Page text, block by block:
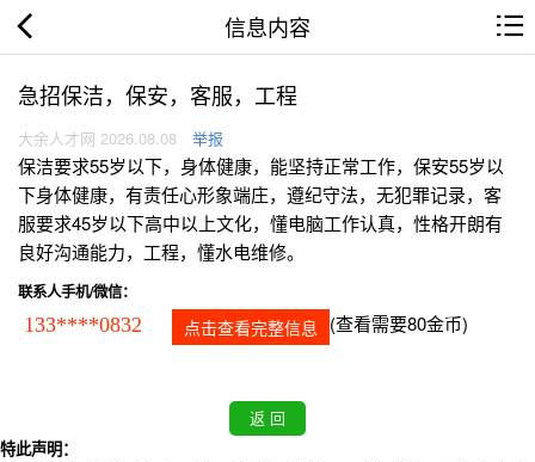
信息内容
急招保洁，保安，客服，工程
大余人才网 2026.08.08 举报
保洁要求55岁以下，身体健康，能坚持正常工作，保安55岁以
下身体健康，有责任心形象端庄，遵纪守法，无犯罪记录，客
服要求45岁以下高中以上文化，懂电脑工作认真，性格开朗有
良好沟通能力，工程，懂水电维修。
联系人手机/微信：
133****0832 点击查看完整信息 (查看需要80金币)
特此声明：